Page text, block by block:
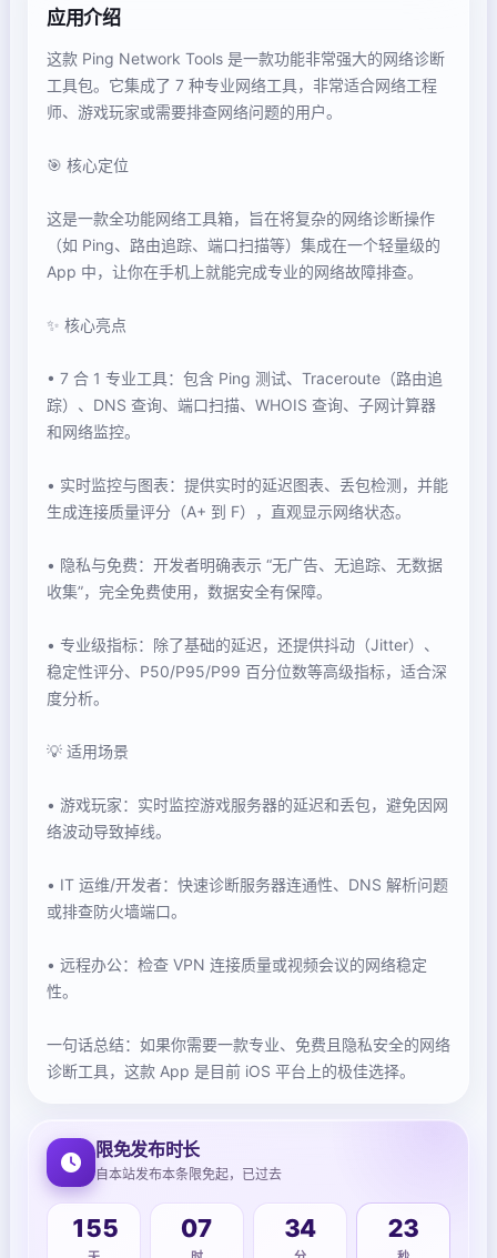
应用介绍
这款 Ping Network Tools 是一款功能非常强大的网络诊断
工具包。它集成了 7 种专业网络工具，非常适合网络工程
师、游戏玩家或需要排查网络问题的用户。
🎯 核心定位
这是一款全功能网络工具箱，旨在将复杂的网络诊断操作
（如 Ping、路由追踪、端口扫描等）集成在一个轻量级的
App 中，让你在手机上就能完成专业的网络故障排查。
✨ 核心亮点
• 7 合 1 专业工具：包含 Ping 测试、Traceroute（路由追
踪）、DNS 查询、端口扫描、WHOIS 查询、子网计算器
和网络监控。
• 实时监控与图表：提供实时的延迟图表、丢包检测，并能
生成连接质量评分（A+ 到 F），直观显示网络状态。
• 隐私与免费：开发者明确表示 “无广告、无追踪、无数据
收集”，完全免费使用，数据安全有保障。
• 专业级指标：除了基础的延迟，还提供抖动（Jitter）、
稳定性评分、P50/P95/P99 百分位数等高级指标，适合深
度分析。
💡 适用场景
• 游戏玩家：实时监控游戏服务器的延迟和丢包，避免因网
络波动导致掉线。
• IT 运维/开发者：快速诊断服务器连通性、DNS 解析问题
或排查防火墙端口。
• 远程办公：检查 VPN 连接质量或视频会议的网络稳定
性。
一句话总结：如果你需要一款专业、免费且隐私安全的网络
诊断工具，这款 App 是目前 iOS 平台上的极佳选择。
限免发布时长
自本站发布本条限免起，已过去
155 07 34 23